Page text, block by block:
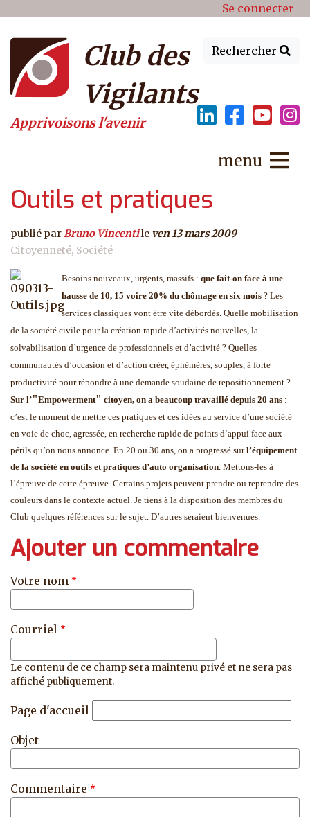
Menu du compte de Se connecter
Rechercher
Club des
Vigilants
Apprivoisons l'avenir
menu
Outils et pratiques
publié parBruno Vincentile ven 13 mars 2009
Citoyenneté Société
Besoins nouveaux, urgents, massifs : que fait-on face à une
hausse de 10, 15 voire 20% du chômage en six mois ? Les
services classiques vont être vite débordés. Quelle mobilisation
de la société civile pour la création rapide d’activités nouvelles, la
solvabilisation d’urgence de professionnels et d’activité ? Quelles
communautés d’occasion et d’action créer, éphémères, souples, à forte
productivité pour répondre à une demande soudaine de repositionnement ?
Sur l’"Empowerment" citoyen, on a beaucoup travaillé depuis 20 ans :
c’est le moment de mettre ces pratiques et ces idées au service d’une société
en voie de choc, agressée, en recherche rapide de points d‘appui face aux
périls qu’on nous annonce. En 20 ou 30 ans, on a progressé surl’équipement
de la société en outils et pratiques d’auto organisation. Mettons-les à
l’épreuve de cette épreuve. Certains projets peuvent prendre ou reprendre des
couleurs dans le contexte actuel. Je tiens à la disposition des membres du
Club quelques références sur le sujet. D’autres seraient bienvenues.
Ajouter un commentaire
Votre nom
Courriel
Le contenu de ce champ sera maintenu privé et ne sera pas
affiché publiquement.
Page d'accueil
Objet
Commentaire